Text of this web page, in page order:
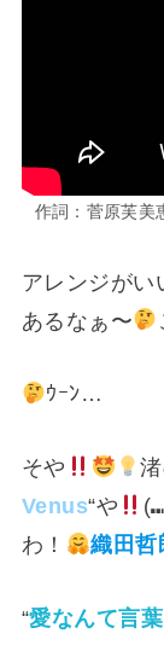
作詞：菅原芙美
アレンジがい
あるなぁ〜
ｳｰﾝ…
そや
Venus“や
わ！
織田哲
“愛なんて言